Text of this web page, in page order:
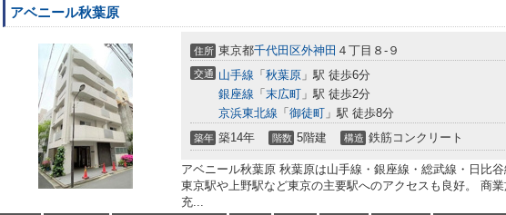
アベニール秋葉原
住所 東京都千代田区外神田 ４丁目８-９
交通 山手線 「 秋葉原 」駅 徒歩6分
銀座線 「 末広町 」駅 徒歩2分
京浜東北線 「 御徒町 」駅 徒歩8分
築年 築14年 階数 5階建 構造 鉄筋コンクリート
アベニール秋葉原 秋葉原は山手線・銀座線・総武線・日比谷
東京駅や上野駅など東京の主要駅へのアクセスも良好。 商
充...